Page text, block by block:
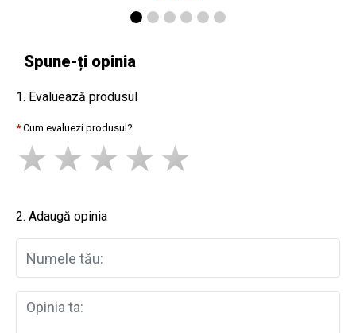
Spune-ți opinia
1. Evaluează produsul
Cum evaluezi produsul?
2. Adaugă opinia